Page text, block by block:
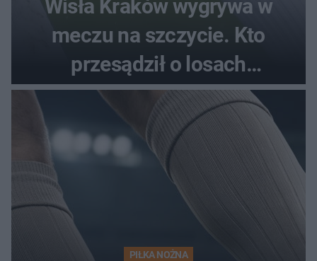
Wisła Kraków wygrywa w
meczu na szczycie. Kto
przesądził o losach
spotkania?
PIŁKA NOŻNA